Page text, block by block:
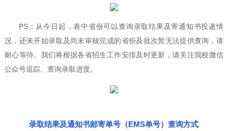
PS：从今日起，表中省份可以查询录取结果及寄通知书投递情
况，还未开始录取及尚未审核完成的省份及批次暂无法提供查询，请
耐心等待。我们将根据各省招生工作安排及时更新，请关注我校微信
公众号追踪、查询录取进度。
录取结果及通知书邮寄单号（EMS单号）查询方式